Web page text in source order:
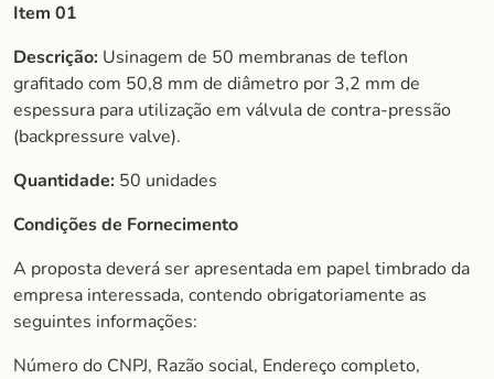
Item 01
Descrição: Usinagem de 50 membranas de teflon
grafitado com 50,8 mm de diâmetro por 3,2 mm de
espessura para utilização em válvula de contra-pressão
(backpressure valve).
Quantidade: 50 unidades
Condições de Fornecimento
A proposta deverá ser apresentada em papel timbrado da
empresa interessada, contendo obrigatoriamente as
seguintes informações:
Número do CNPJ, Razão social, Endereço completo,